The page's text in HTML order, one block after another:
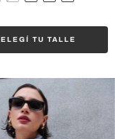
ELEGÍ TU TALLE